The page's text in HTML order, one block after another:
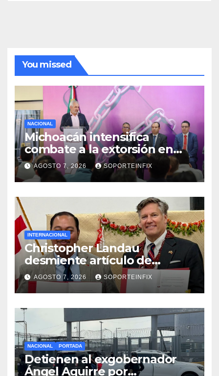
You missed
NACIONAL
Michoacán intensifica
combate a la extorsión en
zona aguacatera y Tierra
Caliente
AGOSTO 7, 2026 SOPORTEINFIX
INTERNACIONAL
Christopher Landau
desmiente artículo de
Foreign Policy sobre visita a
Islas Salomón
AGOSTO 7, 2026 SOPORTEINFIX
NACIONAL PORTADA
Detienen al exgobernador
Ángel Aguirre por